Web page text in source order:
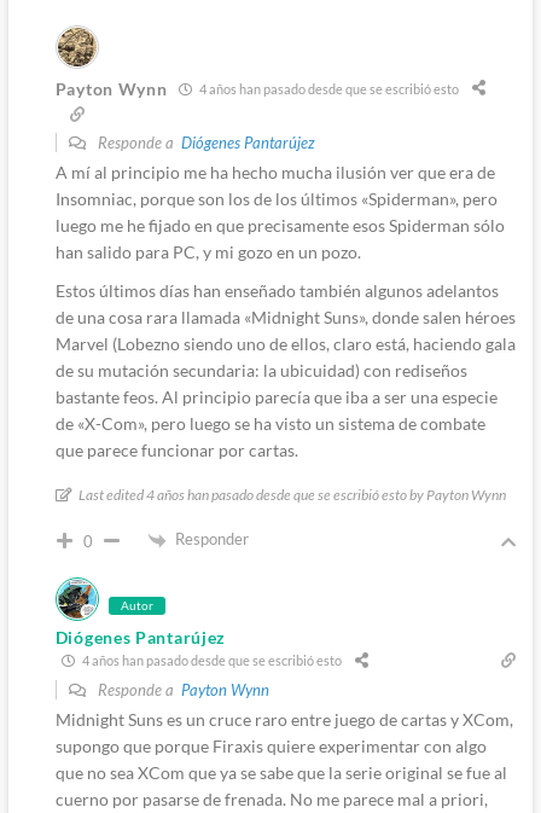
Payton Wynn 4 años han pasado desde que se escribió esto
Responde a Diógenes Pantarújez
A mí al principio me ha hecho mucha ilusión ver que era de
Insomniac, porque son los de los últimos «Spiderman», pero
luego me he fijado en que precisamente esos Spiderman sólo
han salido para PC, y mi gozo en un pozo.
Estos últimos días han enseñado también algunos adelantos
de una cosa rara llamada «Midnight Suns», donde salen héroes
Marvel (Lobezno siendo uno de ellos, claro está, haciendo gala
de su mutación secundaria: la ubicuidad) con rediseños
bastante feos. Al principio parecía que iba a ser una especie
de «X-Com», pero luego se ha visto un sistema de combate
que parece funcionar por cartas.
Last edited 4 años han pasado desde que se escribió esto by Payton Wynn
0 Responder
Autor
Diógenes Pantarújez
4 años han pasado desde que se escribió esto
Responde a Payton Wynn
Midnight Suns es un cruce raro entre juego de cartas y XCom,
supongo que porque Firaxis quiere experimentar con algo
que no sea XCom que ya se sabe que la serie original se fue al
cuerno por pasarse de frenada. No me parece mal a priori,